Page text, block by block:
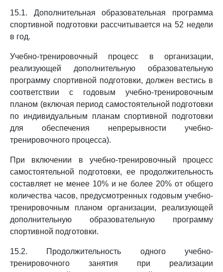
15.1. Дополнительная образовательная программа
спортивной подготовки рассчитывается на 52 недели
в год.
Учебно-тренировочный процесс в организации,
реализующей дополнительную образовательную
программу спортивной подготовки, должен вестись в
соответствии с годовым учебно-тренировочным
планом (включая период самостоятельной подготовки
по индивидуальным планам спортивной подготовки
для обеспечения непрерывности учебно-
тренировочного процесса).
При включении в учебно-тренировочный процесс
самостоятельной подготовки, ее продолжительность
составляет не менее 10% и не более 20% от общего
количества часов, предусмотренных годовым учебно-
тренировочным планом организации, реализующей
дополнительную образовательную программу
спортивной подготовки.
15.2. Продолжительность одного учебно-
тренировочного занятия при реализации